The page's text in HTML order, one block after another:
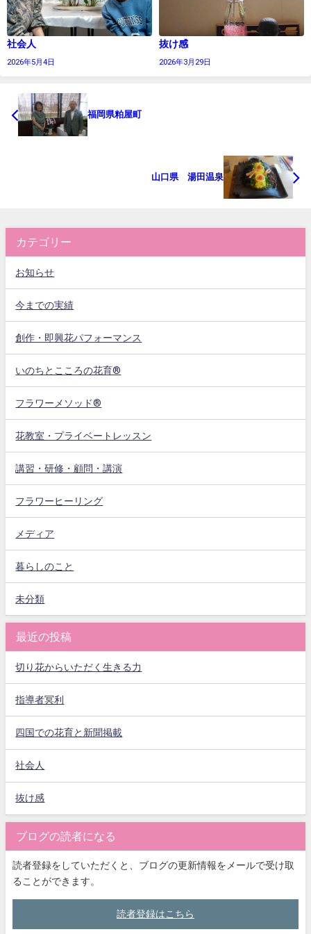
社会人
2026年5月4日
抜け感
2026年3月29日
福岡県粕屋町
山口県 湯田温泉
カテゴリー
お知らせ
今までの実績
創作・即興花パフォーマンス
いのちとこころの花育®
フラワーメソッド®
花教室・プライベートレッスン
講習・研修・顧問・講演
フラワーヒーリング
メディア
暮らしのこと
未分類
最近の投稿
切り花からいただく生きる力
指導者冥利
四国での花育と新聞掲載
社会人
抜け感
ブログの読者になる
読者登録をしていただくと、ブログの更新情報をメールで受け取
ることができます。
読者登録はこちら